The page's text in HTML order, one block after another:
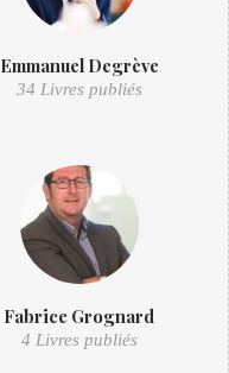
Emmanuel Degrève
34 Livres publiés
Fabrice Grognard
4 Livres publiés